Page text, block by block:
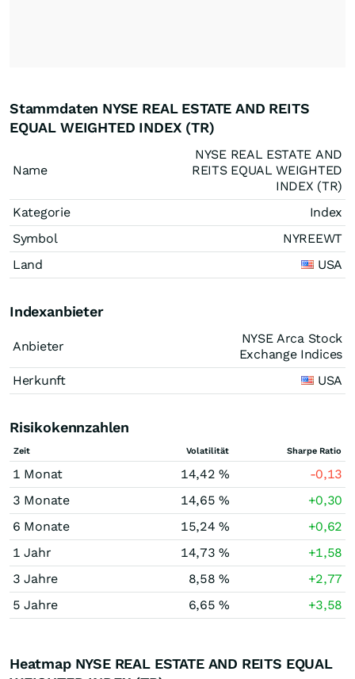
Stammdaten NYSE REAL ESTATE AND REITS
EQUAL WEIGHTED INDEX (TR)
Name
NYSE REAL ESTATE AND
REITS EQUAL WEIGHTED
INDEX (TR)
Kategorie
Index
Symbol
NYREEWT
Land
USA
Indexanbieter
Anbieter
NYSE Arca Stock
Exchange Indices
Herkunft
USA
Risikokennzahlen
Zeit Volatilität Sharpe Ratio
1 Monat 14,42 %
-0,13
3 Monate
14,65 %
+0,30
6 Monate
15,24 %
+0,62
1 Jahr
14,73 %
+1,58
3 Jahre
8,58 %
+2,77
5 Jahre
6,65 % +3,58
Heatmap NYSE REAL ESTATE AND REITS EQUAL